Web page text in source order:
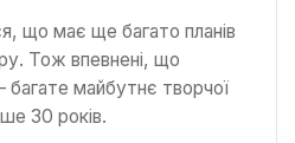
що має ще багато планів
Тож впевнені, що
багате майбутнє творчої
30 років.